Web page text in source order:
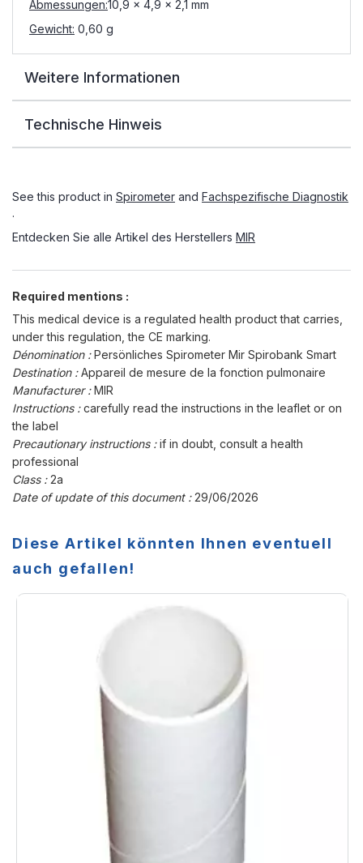
Abmessungen:10,9 x 4,9 x 2,1 mm
Gewicht: 0,60 g
Weitere Informationen
Technische Hinweis
See this product in Spirometer and Fachspezifische Diagnostik
.
Entdecken Sie alle Artikel des Herstellers MIR
Required mentions :
This medical device is a regulated health product that carries,
under this regulation, the CE marking.
Dénomination :Persönliches Spirometer Mir Spirobank Smart
Destination :Appareil de mesure de la fonction pulmonaire
Manufacturer :MIR
Instructions :carefully read the instructions in the leaflet or on
the label
Precautionary instructions :if in doubt, consult a health
professional
Class :2a
Date of update of this document :29/06/2026
Diese Artikel könnten Ihnen eventuell
auch gefallen!